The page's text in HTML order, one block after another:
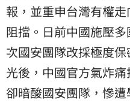
報，並重申台灣有權
阻擋。日前中國施壓
次國安團隊改採極度
光後，中國官方氣炸
卻暗酸國安團隊，慘